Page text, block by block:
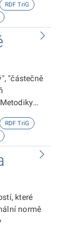
RDF TriG
"částečně
RDF TriG
které
normě